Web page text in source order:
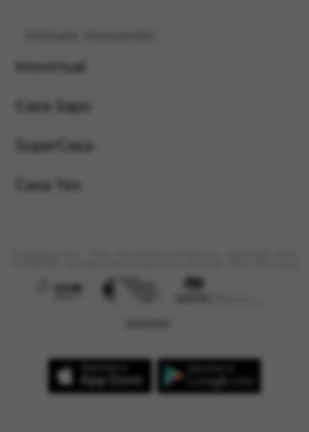
Imovirtual
Casa Sapo
SuperCasa
Casa Yes